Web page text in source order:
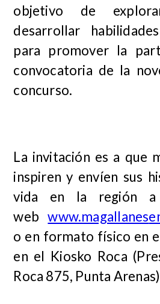
objetivo de
desarrollar
para promover la
convocatoria de la
concurso.
La invitación es a que
inspiren y envíen sus
vida en la región
webwww.magallanes
o en formato físico en
en el Kiosko Roca
Roca 875, Punta